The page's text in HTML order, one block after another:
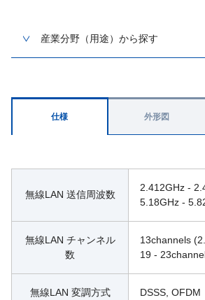
産業分野（用途）から探す
仕様 外形図
無線LAN 送信周波数
2.412GHz -
5.18GHz -
無線LAN チャンネル
数
13channels
19 -
無線LAN 変調方式 DSSS, OFDM